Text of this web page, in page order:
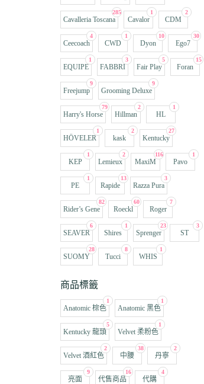
285
Cavalleria Toscana
1
Cavalor
2
CDM
4
Ceecoach
1
CWD
10
Dyon
30
Ego7
1
EQUIPE
3
FABBRI
5
Fair Play
15
Foran
9
Freejump
9
Grooming Deluxe
79
Harry's Horse
2
Hillman
1
HL
1
HÖVELER
2
kask
27
Kentucky
1
KEP
2
Lemieux
116
MaxiM
1
Pavo
1
PE
13
Rapide
3
Razza Pura
82
Rider’s Gene
60
Roeckl
7
Roger
6
SEAVER
1
Shires
23
Sprenger
3
ST
28
SUOMY
8
Tucci
1
WHIS
商品標籤
1
Anatomic 棕色
1
Anatomic 黑色
5
Kentucky 龍頭
1
Velvet 柔粉色
2
Velvet 酒紅色
38
中腰
2
丹寧
9
亮面
16
代售商品
4
代購